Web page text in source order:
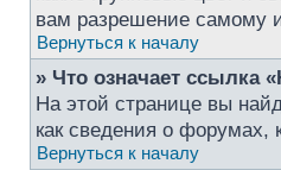
вам разрешение самому
Вернуться к началу
» Что означает ссылка
На этой странице вы
как сведения о форумах,
Вернуться к началу